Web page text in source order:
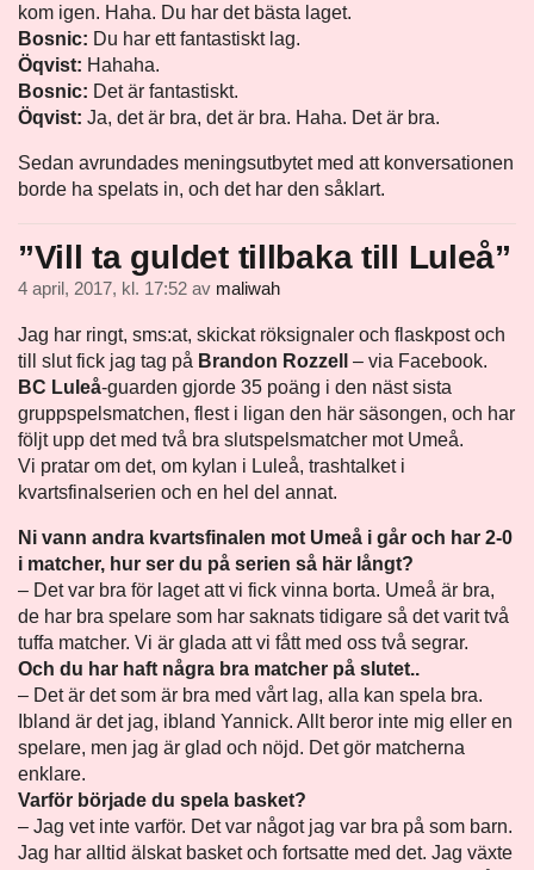
kom igen. Haha. Du har det bästa laget.
Bosnic: Du har ett fantastiskt lag.
Öqvist: Hahaha.
Bosnic: Det är fantastiskt.
Öqvist: Ja, det är bra, det är bra. Haha. Det är bra.
Sedan avrundades meningsutbytet med att konversationen
borde ha spelats in, och det har den såklart.
”Vill ta guldet tillbaka till Luleå”
4 april, 2017, kl. 17:52 av maliwah
Jag har ringt, sms:at, skickat röksignaler och flaskpost och
till slut fick jag tag på Brandon Rozzell
– via Facebook.
BC Luleå-guarden gjorde 35 poäng i den näst sista
gruppspelsmatchen, flest i ligan den här säsongen, och har
följt upp det med två bra slutspelsmatcher mot Umeå.
Vi pratar om det, om kylan i Luleå, trashtalket i
kvartsfinalserien och en hel del annat.
Ni vann andra kvartsfinalen mot Umeå i går och har 2-0
i matcher, hur ser du på serien så här långt?
– Det var bra för laget att vi fick vinna borta. Umeå är bra,
de har bra spelare som har saknats tidigare så det varit två
tuffa matcher. Vi är glada att vi fått med oss två segrar.
Och du har haft några bra matcher på slutet..
– Det är det som är bra med vårt lag, alla kan spela bra.
Ibland är det jag, ibland Yannick. Allt beror inte mig eller en
spelare, men jag är glad och nöjd. Det gör matcherna
enklare.
Varför började du spela basket?
– Jag vet inte varför. Det var något jag var bra på som barn.
Jag har alltid älskat basket och fortsatte med det. Jag växte